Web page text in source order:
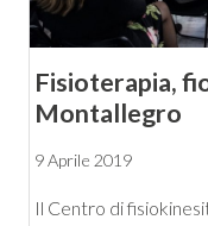
Fisioterapia,
Montallegro
9 Aprile 2019
Il Centro di